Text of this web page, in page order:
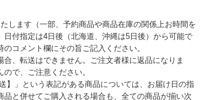
します（一部、予約商品や商品在庫の関係上お時間を
日付指定は4日後（北海道、沖縄は5日後）から可能で
コメント欄にその旨ご記入ください。
、転送はできません。ご注文者様に返品になりま
で、ご注意ください。
】」という表記がある商品については、お届け日の指
品と併せてご購入される場合も、全ての商品が揃い次